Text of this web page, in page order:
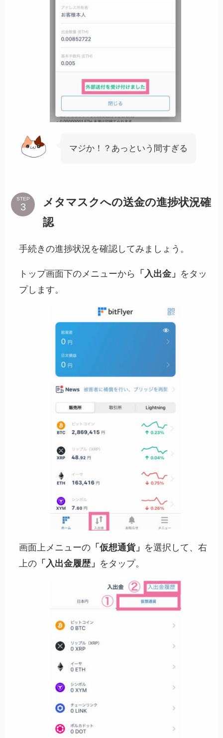
マジか！？あっという間すぎる
STEP
メタマスクへの送金の進捗状況確
認
手続きの進捗状況を確認してみましょう。
トップ画面下のメニューから 「入出金」 をタッ
プします。
画面上メニューの 「仮想通貨」 を選択して、右
上の 「入出金履歴」 をタップ。